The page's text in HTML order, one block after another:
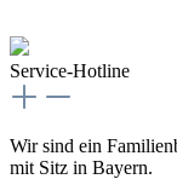
Service-Hotline
Wir sind ein
mit Sitz in Bayern.